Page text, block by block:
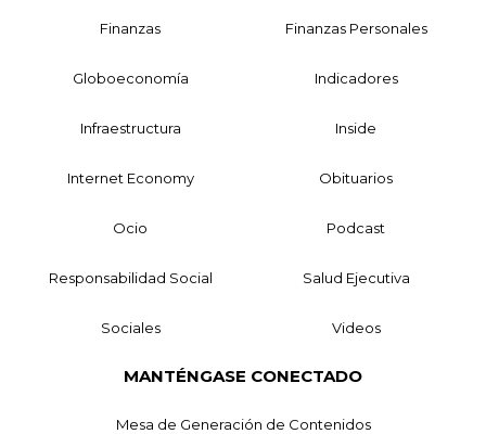
Finanzas Finanzas Personales
Globoeconomía Indicadores
Infraestructura Inside
Internet Economy Obituarios
Ocio Podcast
Responsabilidad Social Salud Ejecutiva
Sociales Videos
MANTÉNGASE CONECTADO
Mesa de Generación de Contenidos